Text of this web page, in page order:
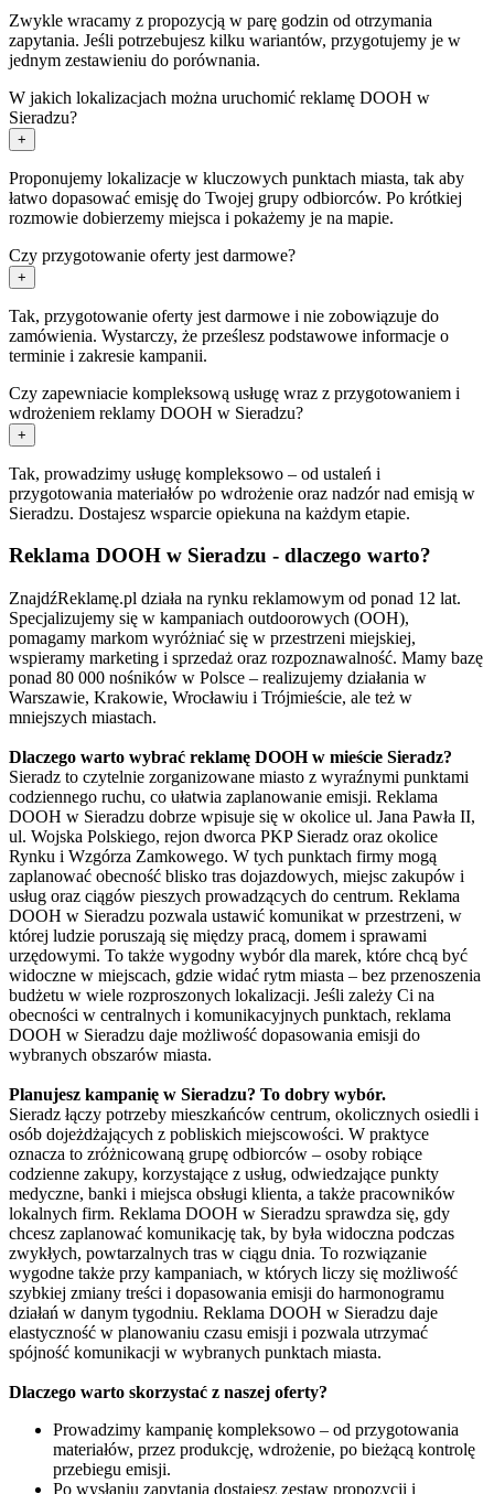
Zwykle wracamy z propozycją w parę godzin od otrzymania
zapytania. Jeśli potrzebujesz kilku wariantów, przygotujemy je w
jednym zestawieniu do porównania.
W jakich lokalizacjach można uruchomić reklamę DOOH w
Sieradzu?
+
Proponujemy lokalizacje w kluczowych punktach miasta, tak aby
łatwo dopasować emisję do Twojej grupy odbiorców. Po krótkiej
rozmowie dobierzemy miejsca i pokażemy je na mapie.
Czy przygotowanie oferty jest darmowe?
+
Tak, przygotowanie oferty jest darmowe i nie zobowiązuje do
zamówienia. Wystarczy, że prześlesz podstawowe informacje o
terminie i zakresie kampanii.
Czy zapewniacie kompleksową usługę wraz z przygotowaniem i
wdrożeniem reklamy DOOH w Sieradzu?
+
Tak, prowadzimy usługę kompleksowo – od ustaleń i
przygotowania materiałów po wdrożenie oraz nadzór nad emisją w
Sieradzu. Dostajesz wsparcie opiekuna na każdym etapie.
Reklama DOOH w Sieradzu - dlaczego warto?
ZnajdźReklamę.pl działa na rynku reklamowym od ponad 12 lat.
Specjalizujemy się w kampaniach outdoorowych (OOH),
pomagamy markom wyróżniać się w przestrzeni miejskiej,
wspieramy marketing i sprzedaż oraz rozpoznawalność. Mamy bazę
ponad 80 000 nośników w Polsce – realizujemy działania w
Warszawie, Krakowie, Wrocławiu i Trójmieście, ale też w
mniejszych miastach.
Dlaczego warto wybrać reklamę DOOH w mieście Sieradz?
Sieradz to czytelnie zorganizowane miasto z wyraźnymi punktami
codziennego ruchu, co ułatwia zaplanowanie emisji. Reklama
DOOH w Sieradzu dobrze wpisuje się w okolice ul. Jana Pawła II,
ul. Wojska Polskiego, rejon dworca PKP Sieradz oraz okolice
Rynku i Wzgórza Zamkowego. W tych punktach firmy mogą
zaplanować obecność blisko tras dojazdowych, miejsc zakupów i
usług oraz ciągów pieszych prowadzących do centrum. Reklama
DOOH w Sieradzu pozwala ustawić komunikat w przestrzeni, w
której ludzie poruszają się między pracą, domem i sprawami
urzędowymi. To także wygodny wybór dla marek, które chcą być
widoczne w miejscach, gdzie widać rytm miasta – bez przenoszenia
budżetu w wiele rozproszonych lokalizacji. Jeśli zależy Ci na
obecności w centralnych i komunikacyjnych punktach, reklama
DOOH w Sieradzu daje możliwość dopasowania emisji do
wybranych obszarów miasta.
Planujesz kampanię w Sieradzu? To dobry wybór.
Sieradz łączy potrzeby mieszkańców centrum, okolicznych osiedli i
osób dojeżdżających z pobliskich miejscowości. W praktyce
oznacza to zróżnicowaną grupę odbiorców – osoby robiące
codzienne zakupy, korzystające z usług, odwiedzające punkty
medyczne, banki i miejsca obsługi klienta, a także pracowników
lokalnych firm. Reklama DOOH w Sieradzu sprawdza się, gdy
chcesz zaplanować komunikację tak, by była widoczna podczas
zwykłych, powtarzalnych tras w ciągu dnia. To rozwiązanie
wygodne także przy kampaniach, w których liczy się możliwość
szybkiej zmiany treści i dopasowania emisji do harmonogramu
działań w danym tygodniu. Reklama DOOH w Sieradzu daje
elastyczność w planowaniu czasu emisji i pozwala utrzymać
spójność komunikacji w wybranych punktach miasta.
Dlaczego warto skorzystać z naszej oferty?
Prowadzimy kampanię kompleksowo – od przygotowania
materiałów, przez produkcję, wdrożenie, po bieżącą kontrolę
przebiegu emisji.
Po wysłaniu zapytania dostajesz zestaw propozycji i